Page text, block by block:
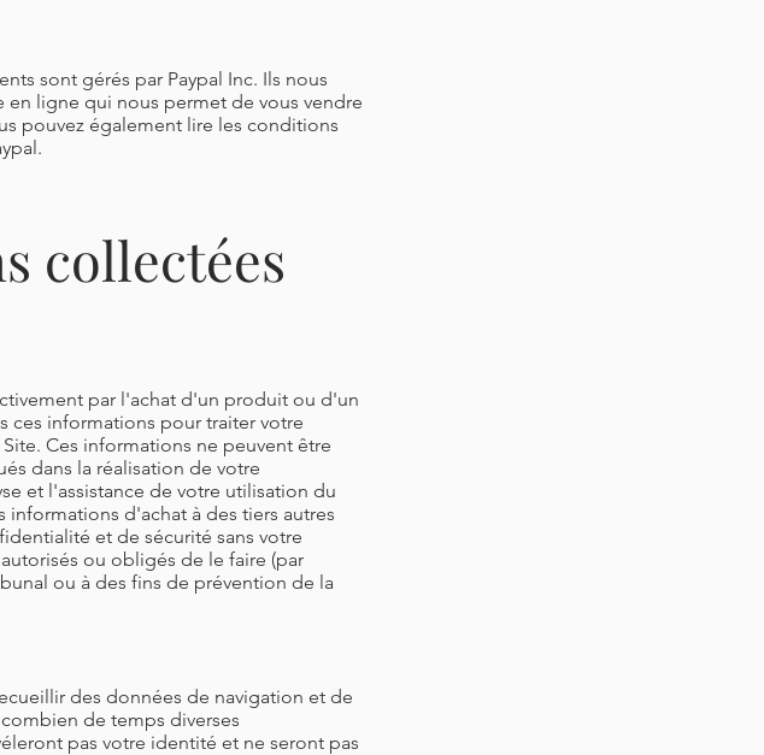
sont gérés par Paypal Inc. Ils nous
ligne qui nous permet de vous vendre
pouvez également lire les conditions
collectées
par l'achat d'un produit ou d'un
ces informations pour traiter votre
Ces informations ne peuvent être
dans la réalisation de votre
et l'assistance de votre utilisation du
informations d'achat à des tiers autres
et de sécurité sans votre
ou obligés de le faire (par
ou à des fins de prévention de la
des données de navigation et de
de temps diverses
pas votre identité et ne seront pas